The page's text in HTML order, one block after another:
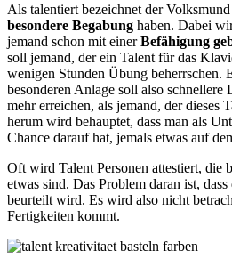
Als talentiert bezeichnet der
besondere Begabung haben. Dabei
jemand schon mit einerBefähigung
soll jemand, der ein Talent für das
wenigen Stunden Übung beherrschen.
besonderen Anlage soll also schnellere
mehr erreichen, als jemand, der dieses
herum wird behauptet, dass man als
Chance darauf hat, jemals etwas auf
Oft wird Talent Personen attestiert, die
etwas sind. Das Problem daran ist, dass
beurteilt wird. Es wird also nicht
Fertigkeiten kommt.